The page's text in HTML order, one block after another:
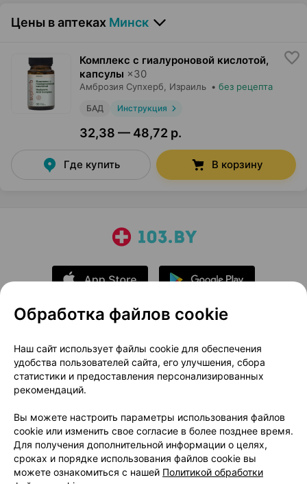
Цены в аптеках Минск
Комплекс с гиалуроновой кислотой,
капсулы ×30
Амброзия Супхерб, Израиль • без рецепта
БАД Инструкция
32,38 — 48,72 р.
Где купить В корзину
О проекте
Новости проекта
Размещение рекламы
Медицинский маркетинг
Публичный договор
Доставка
Способы оплаты
Вакансии
Партнеры
Написать руководителю 103.by
Написать в поддержку
Персональные настройки Cookie
Обработка файлов cookie
Наш сайт использует файлы cookie для обеспечения
удобства пользователей сайта, его улучшения, сбора
статистики и предоставления персонализированных
рекомендаций.
Вы можете настроить параметры использования файлов
cookie или изменить свое согласие в более позднее время.
Для получения дополнительной информации о целях,
сроках и порядке использования файлов cookie вы
можете ознакомиться с нашей Политикой обработки